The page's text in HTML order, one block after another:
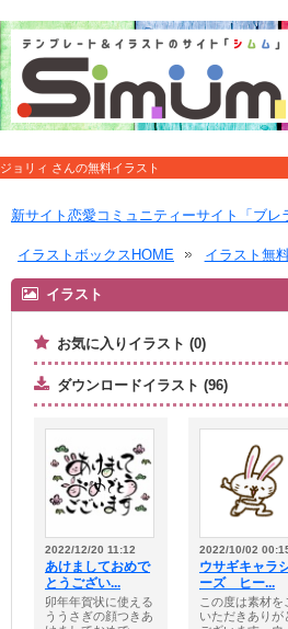
ジョリィ さんの無料イラスト
新サイト恋愛コミュニティーサイト「ブレ
イラストボックスHOME イラスト無
イラスト
お気に入りイラスト (0)
ダウンロードイラスト (96)
2022/12/20 11:12
あけましておめで
とうござい...
卯年年賀状に使える
ううさぎの顔つきあ
2022/10/02
ウサギキャラ
ーズ ヒー...
この度は素材を
いただきありが